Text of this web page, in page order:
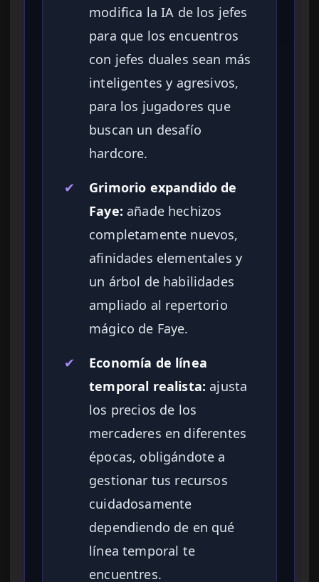
modifica la IA de los jefes
para que los encuentros
con jefes duales sean más
inteligentes y agresivos,
para los jugadores que
buscan un desafío
hardcore.
✔
Grimorio expandido de
Faye: añade hechizos
completamente nuevos,
afinidades elementales y
un árbol de habilidades
ampliado al repertorio
mágico de Faye.
✔
Economía de línea
temporal realista: ajusta
los precios de los
mercaderes en diferentes
épocas, obligándote a
gestionar tus recursos
cuidadosamente
dependiendo de en qué
línea temporal te
encuentres.